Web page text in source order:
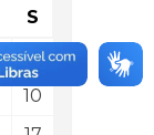
S
3
10